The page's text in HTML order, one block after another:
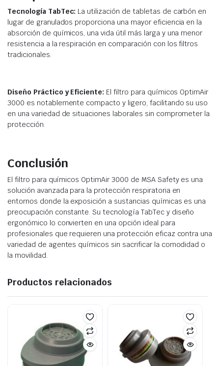
Tecnología TabTec: La utilización de tabletas de carbón en
lugar de granulados proporciona una mayor eficiencia en la
absorción de químicos, una vida útil más larga y una menor
resistencia a la respiración en comparación con los filtros
tradicionales.
Diseño Práctico y Eficiente: El filtro para químicos OptimAir
3000 es notablemente compacto y ligero, facilitando su uso
en una variedad de situaciones laborales sin comprometer la
protección.
Conclusión
El filtro para químicos OptimAir 3000 de MSA Safety es una
solución avanzada para la protección respiratoria en
entornos donde la exposición a sustancias químicas es una
preocupación constante. Su tecnología TabTec y diseño
ergonómico lo convierten en una opción ideal para
profesionales que requieren una protección eficaz contra una
variedad de agentes químicos sin sacrificar la comodidad o
la movilidad.
Productos relacionados